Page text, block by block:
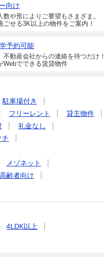
向け
数や形によりご要望もさまざま。
ごせる3K以上の物件をご案内！
予約可能
不動産会社からの連絡を待つだけ！
Webでできる賃貸物件
駐車場付き
フリーレント
貸主物件
礼金なし
チ
メゾネット
齢者向け
4LDK以上